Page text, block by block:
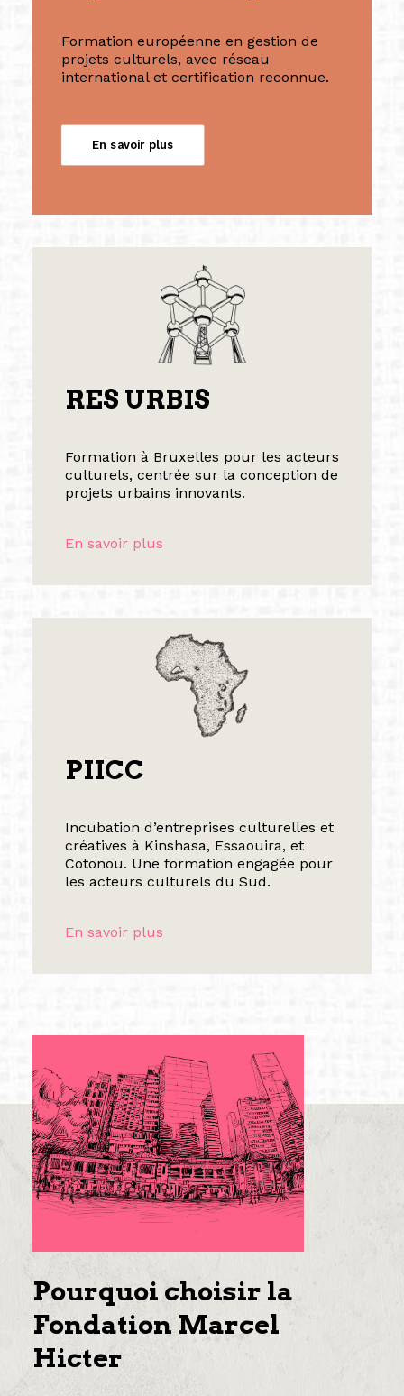
Formation européenne en gestion de
projets culturels, avec réseau
international et certification reconnue.
En savoir plus
RES URBIS
Formation à Bruxelles pour les acteurs
culturels, centrée sur la conception de
projets urbains innovants.
En savoir plus
PIICC
Incubation d’entreprises culturelles et
créatives à Kinshasa, Essaouira, et
Cotonou. Une formation engagée pour
les acteurs culturels du Sud.
En savoir plus
Pourquoi choisir la
Fondation Marcel
Hicter